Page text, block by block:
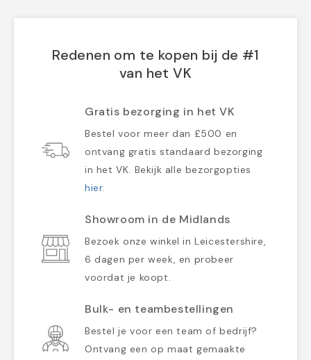
Redenen om te kopen bij de #1
van het VK
Gratis bezorging in het VK
Bestel voor meer dan £500 en
ontvang gratis standaard bezorging
in het VK. Bekijk alle bezorgopties
hier.
Showroom in de Midlands
Bezoek onze winkel in Leicestershire,
6 dagen per week, en probeer
voordat je koopt.
Bulk- en teambestellingen
Bestel je voor een team of bedrijf?
Ontvang een op maat gemaakte